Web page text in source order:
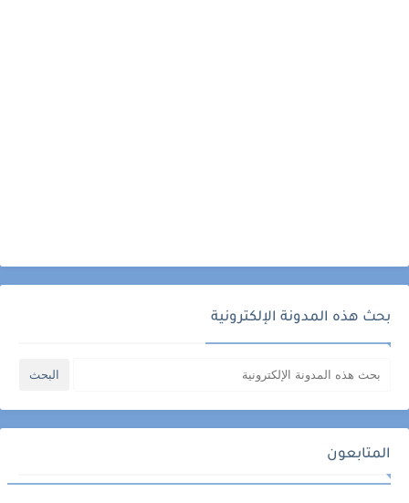
بحث هذه المدونة الإلكترونية
المتابعون